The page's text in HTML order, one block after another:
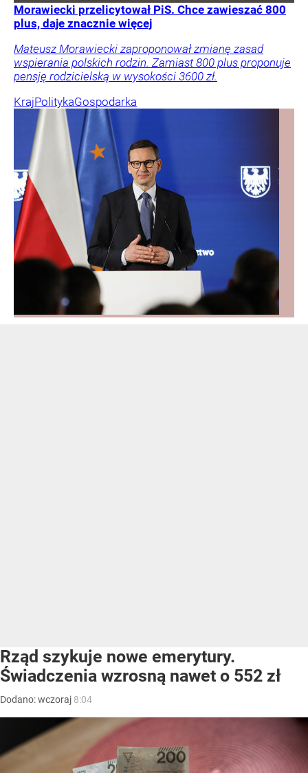
Morawiecki przelicytował PiS. Chce zawieszać 800
plus, daje znacznie więcej
Mateusz Morawiecki zaproponował zmianę zasad
wspierania polskich rodzin. Zamiast 800 plus proponuje
pensję rodzicielską w wysokości 3600 zł.
KrajPolitykaGospodarka
Rząd szykuje nowe emerytury.
Świadczenia wzrosną nawet o 552 zł
Dodano:wczoraj 8:04